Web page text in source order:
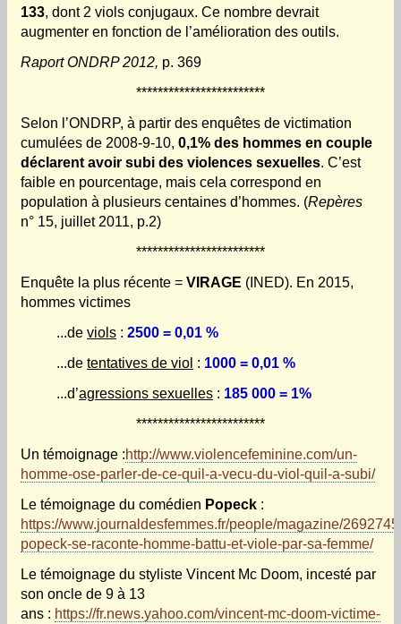
133, dont 2 viols conjugaux. Ce nombre devrait
augmenter en fonction de l’amélioration des outils.
Raport ONDRP 2012, p. 369
************************
Selon l’ONDRP, à partir des enquêtes de victimation
cumulées de 2008-9-10, 0,1% des hommes en couple
déclarent avoir subi des violences sexuelles. C’est
faible en pourcentage, mais cela correspond en
population à plusieurs centaines d’hommes. (Repères
n° 15, juillet 2011, p.2)
************************
Enquête la plus récente = VIRAGE (INED). En 2015,
hommes victimes
...de viols : 2500 = 0,01 %
...de tentatives de viol : 1000 = 0,01 %
...d’agressions sexuelles : 185 000 = 1%
************************
Un témoignage :http://www.violencefeminine.com/un-
homme-ose-parler-de-ce-quil-a-vecu-du-viol-quil-a-subi/
Le témoignage du comédien Popeck :
https://www.journaldesfemmes.fr/people/magazine/
popeck-se-raconte-homme-battu-et-viole-par-sa-femme/
Le témoignage du styliste Vincent Mc Doom, incesté par
son oncle de 9 à 13
ans : https://fr.news.yahoo.com/vincent-mc-doom-victime-